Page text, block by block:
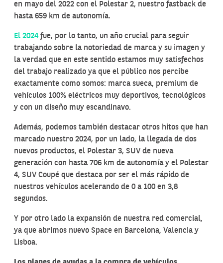
en mayo del 2022 con el Polestar 2, nuestro fastback de
hasta 659 km de autonomía.
El 2024fue, por lo tanto, un año crucial para seguir
trabajando sobre la notoriedad de marca y su imagen y
la verdad que en este sentido estamos muy satisfechos
del trabajo realizado ya que el público nos percibe
exactamente como somos: marca sueca, premium de
vehículos 100% eléctricos muy deportivos, tecnológicos
y con un diseño muy escandinavo.
Además, podemos también destacar otros hitos que han
marcado nuestro 2024, por un lado, la llegada de dos
nuevos productos, el Polestar 3, SUV de nueva
generación con hasta 706 km de autonomía y el Polestar
4, SUV Coupé que destaca por ser el más rápido de
nuestros vehículos acelerando de 0 a 100 en 3,8
segundos.
Y por otro lado la expansión de nuestra red comercial,
ya que abrimos nuevo Space en Barcelona, Valencia y
Lisboa.